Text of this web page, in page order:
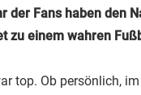
der Fans haben den
zu einem wahren
top. Ob persönlich,